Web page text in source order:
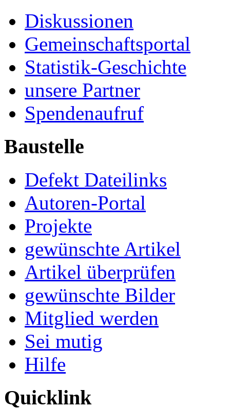
Diskussionen
Gemeinschaftsportal
Statistik-Geschichte
unsere Partner
Spendenaufruf
Baustelle
Defekt Dateilinks
Autoren-Portal
Projekte
gewünschte Artikel
Artikel überprüfen
gewünschte Bilder
Mitglied werden
Sei mutig
Hilfe
Quicklink